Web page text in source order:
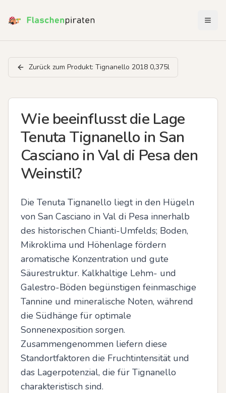
Zurück zum Produkt: Tignanello 2018 0,375l
Wie beeinflusst die Lage
Tenuta Tignanello in San
Casciano in Val di Pesa den
Weinstil?
Die Tenuta Tignanello liegt in den Hügeln
von San Casciano in Val di Pesa innerhalb
des historischen Chianti-Umfelds; Boden,
Mikroklima und Höhenlage fördern
aromatische Konzentration und gute
Säurestruktur. Kalkhaltige Lehm- und
Galestro-Böden begünstigen feinmaschige
Tannine und mineralische Noten, während
die Südhänge für optimale
Sonnenexposition sorgen.
Zusammengenommen liefern diese
Standortfaktoren die Fruchtintensität und
das Lagerpotenzial, die für Tignanello
charakteristisch sind.